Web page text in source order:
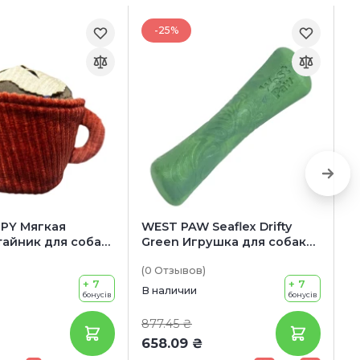
Мягкая
для собак
+ 7
бонусів
-25%
WEST PAW Seaflex Drifty
Green Игрушка для собак
(0 Отзывов)
В наличии
877.45 ₴
658.09 ₴
+ 7
бонусів